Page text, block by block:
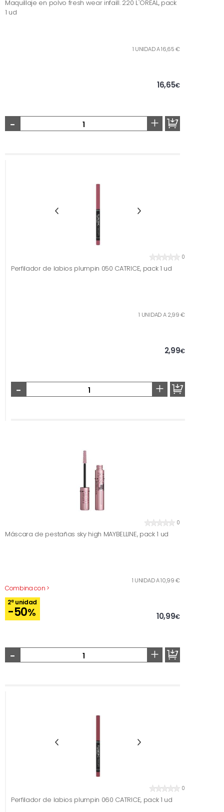
Maquillaje en polvo fresh wear infaill. 220 L`OREAL, pack
1 ud
1 UNIDAD A 16,65 €
16,65€
- +
0
Perfilador de labios plumpin 050 CATRICE, pack 1 ud
1 UNIDAD A 2,99 €
2,99€
- +
0
Máscara de pestañas sky high MAYBELLINE, pack 1 ud
Combina con >
1 UNIDAD A 10,99 €
2ª unidad
-50% 10,99€
- +
0
Perfilador de labios plumpin 060 CATRICE, pack 1 ud